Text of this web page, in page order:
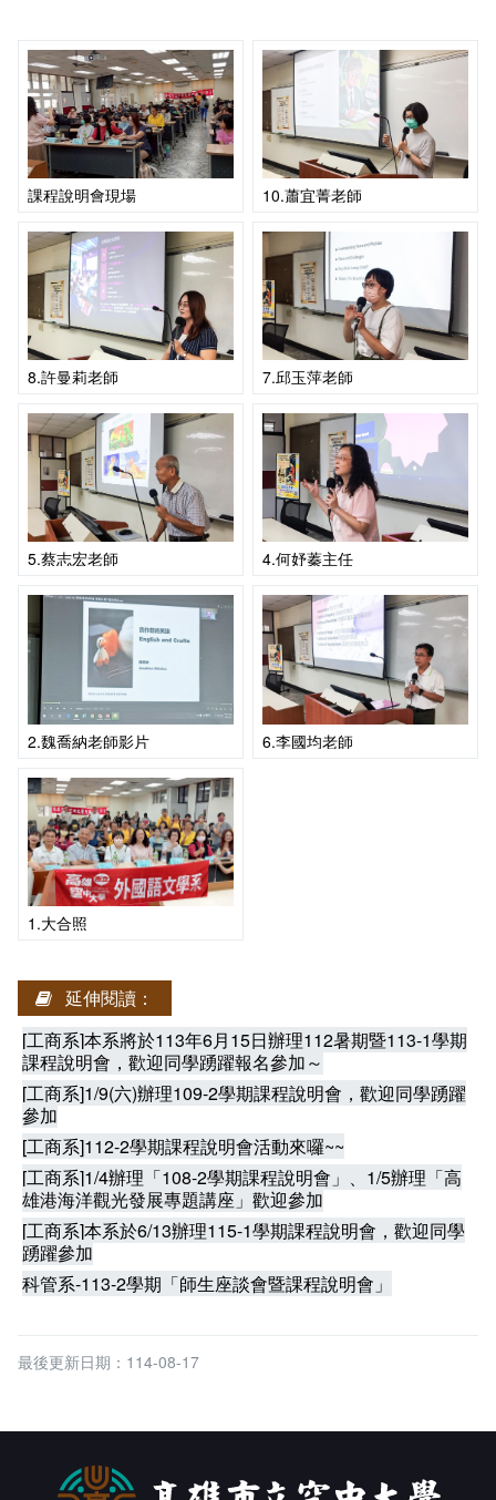
課程說明會現場 10.蕭宜菁老師
8.許曼莉老師 7.邱玉萍老師
5.蔡志宏老師 4.何妤蓁主任
2.魏喬納老師影片 6.李國均老師
1.大合照
延伸閱讀：
[工商系]本系將於113年6月15日辦理112暑期暨113-1學期
課程說明會，歡迎同學踴躍報名參加～
[工商系]1/9(六)辦理109-2學期課程說明會，歡迎同學踴躍
參加
[工商系]112-2學期課程說明會活動來囉~~
[工商系]1/4辦理「108-2學期課程說明會」、1/5辦理「高
雄港海洋觀光發展專題講座」歡迎參加
[工商系]本系於6/13辦理115-1學期課程說明會，歡迎同學
踴躍參加
科管系-113-2學期「師生座談會暨課程說明會」
最後更新日期：114-08-17